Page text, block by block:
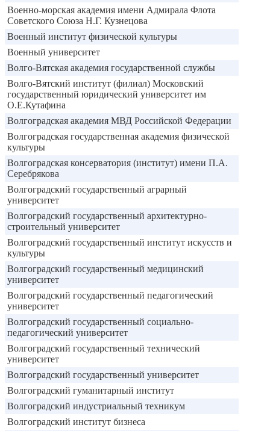
Военно-морская академия имени Адмирала Флота
Советского Союза Н.Г. Кузнецова
Военный институт физической культуры
Военный университет
Волго-Вятская академия государственной службы
Волго-Вятский институт (филиал) Московский
государственный юридический университет им
О.Е.Кутафина
Волгоградская академия МВД Российской Федерации
Волгоградская государственная академия физической
культуры
Волгоградская консерватория (институт) имени П.А.
Серебрякова
Волгоградский государственный аграрный
университет
Волгоградский государственный архитектурно-
строительный университет
Волгоградский государственный институт искусств и
культуры
Волгоградский государственный медицинский
университет
Волгоградский государственный педагогический
университет
Волгоградский государственный социально-
педагогический университет
Волгоградский государственный технический
университет
Волгоградский государственный университет
Волгоградский гуманитарный институт
Волгоградский индустриальный техникум
Волгоградский институт бизнеса